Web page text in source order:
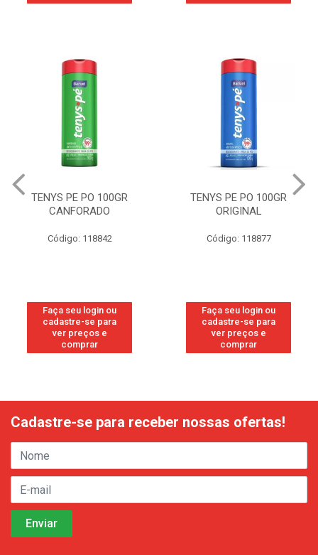
TENYS PE PO 100GR
CANFORADO
Código: 118842
Faça seu login ou
cadastre-se para
ver preços e
comprar
TENYS PE PO 100GR
ORIGINAL
Código: 118877
Faça seu login ou
cadastre-se para
ver preços e
comprar
Cadastre-se para receber nossas ofertas!